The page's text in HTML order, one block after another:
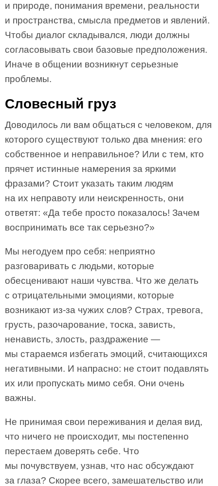
и природе, понимания времени, реальности
и пространства, смысла предметов и явлений.
Чтобы диалог складывался, люди должны
согласовывать свои базовые предположения.
Иначе в общении возникнут серьезные
проблемы.
Словесный груз
Доводилось ли вам общаться с человеком, для
которого существуют только два мнения: его
собственное и неправильное? Или с тем, кто
прячет истинные намерения за яркими
фразами? Стоит указать таким людям
на их неправоту или неискренность, они
ответят: «Да тебе просто показалось! Зачем
воспринимать все так серьезно?»
Мы негодуем про себя: неприятно
разговаривать с людьми, которые
обесценивают наши чувства. Что же делать
с отрицательными эмоциями, которые
возникают из-за чужих слов? Страх, тревога,
грусть, разочарование, тоска, зависть,
ненависть, злость, раздражение —
мы стараемся избегать эмоций, считающихся
негативными. И напрасно: не стоит подавлять
их или пропускать мимо себя. Они очень
важны.
Не принимая свои переживания и делая вид,
что ничего не происходит, мы постепенно
перестаем доверять себе. Что
мы почувствуем, узнав, что нас обсуждают
за глаза? Скорее всего, замешательство или